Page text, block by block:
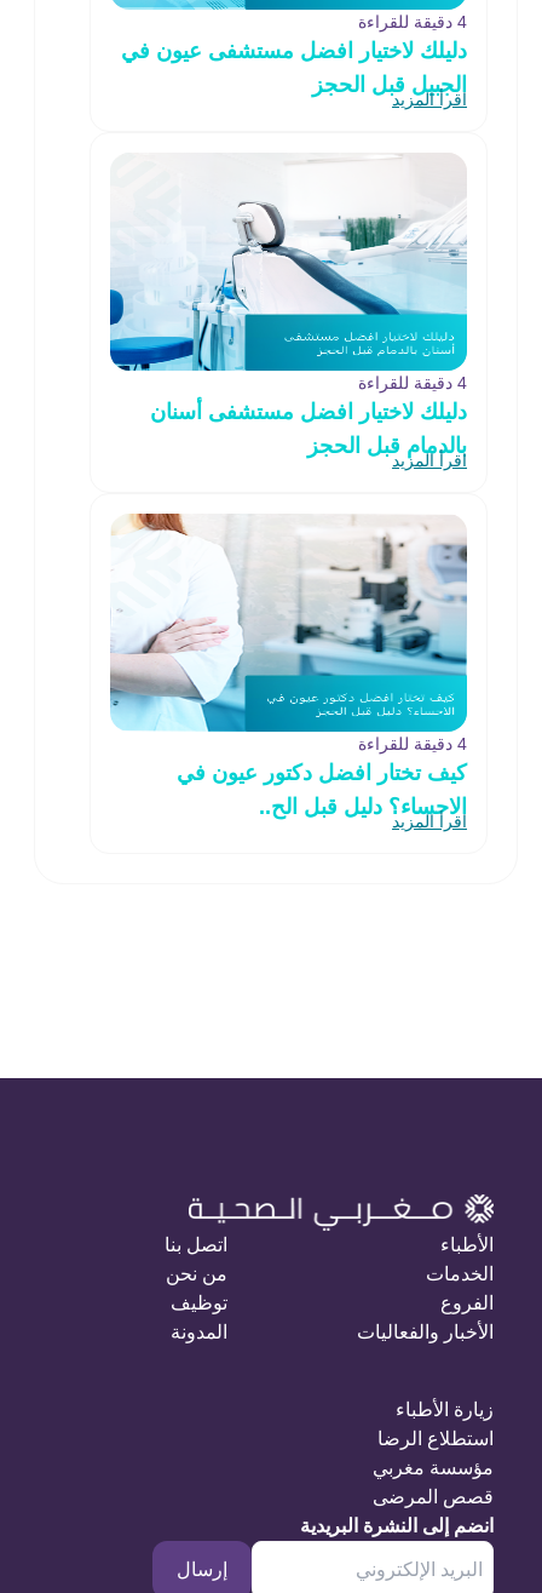
4 دقيقة للقراءة
دليلك لاختيار افضل مستشفى عيون في
الجبيل قبل الحجز
اقرأ المزيد
4 دقيقة للقراءة
دليلك لاختيار افضل مستشفى أسنان
بالدمام قبل الحجز
اقرأ المزيد
4 دقيقة للقراءة
كيف تختار افضل دكتور عيون في
الاحساء؟ دليل قبل الح..
اقرأ المزيد
الأطباء
الخدمات
الفروع
الأخبار والفعاليات
اتصل بنا
من نحن
توظيف
المدونة
زيارة الأطباء
استطلاع الرضا
مؤسسة مغربي
قصص المرضى
انضم إلى النشرة البريدية
إرسال